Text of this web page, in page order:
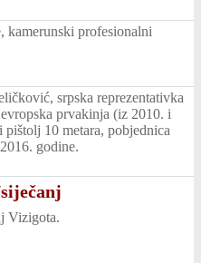
kamerunski profesionalni
srpska reprezentativka
prvakinja (iz 2010. i
10 metara, pobjednica
godine.
Vizigota.